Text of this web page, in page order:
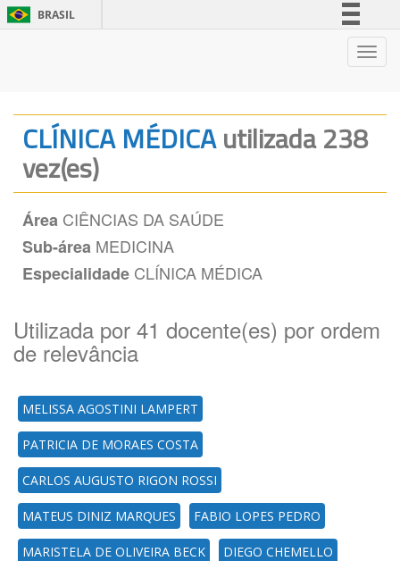
BRASIL
Legislação
CLÍNICA MÉDICAutilizada 238
vez(es)
Área CIÊNCIAS DA SAÚDE
Sub-área MEDICINA
Especialidade CLÍNICA MÉDICA
Utilizada por 41 docente(es) por ordem
de relevância
MELISSA AGOSTINI LAMPERT
PATRICIA DE MORAES COSTA
CARLOS AUGUSTO RIGON ROSSI
MATEUS DINIZ MARQUES FABIO LOPES PEDRO
MARISTELA DE OLIVEIRA BECK DIEGO CHEMELLO